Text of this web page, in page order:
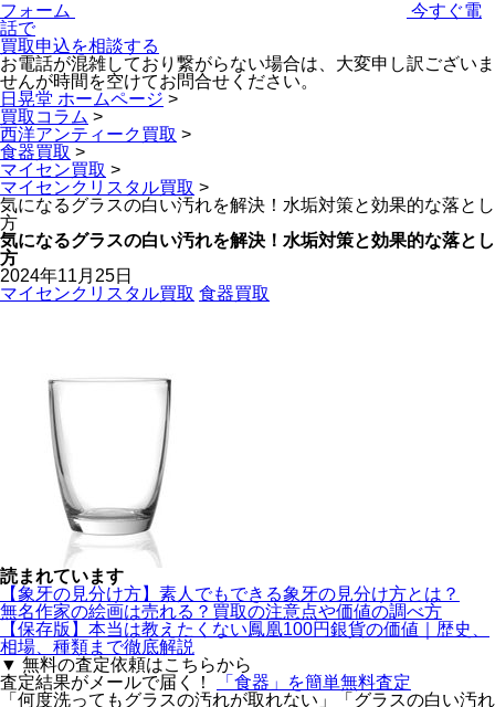
フォーム
今すぐ電
話で
買取申込を相談する
お電話が混雑しており繋がらない場合は、大変申し訳ございま
せんが時間を空けてお問合せください。
日晃堂 ホームページ >
買取コラム >
西洋アンティーク買取 >
食器買取 >
マイセン買取 >
マイセンクリスタル買取 >
気になるグラスの白い汚れを解決！水垢対策と効果的な落とし
方
気になるグラスの白い汚れを解決！水垢対策と効果的な落とし
方
2024年11月25日
マイセンクリスタル買取 食器買取
読まれています
【象牙の見分け方】素人でもできる象牙の見分け方とは？
無名作家の絵画は売れる？買取の注意点や価値の調べ方
【保存版】本当は教えたくない鳳凰100円銀貨の価値｜歴史、
相場、種類まで徹底解説
▼ 無料の査定依頼はこちらから
査定結果がメールで届く！
「食器」を簡単無料査定
「何度洗ってもグラスの汚れが取れない」「グラスの白い汚れ